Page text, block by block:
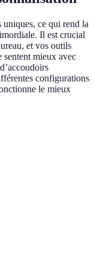
ce qui rend la
Il est crucial
et vos outils
sentent mieux avec
configurations
le mieux